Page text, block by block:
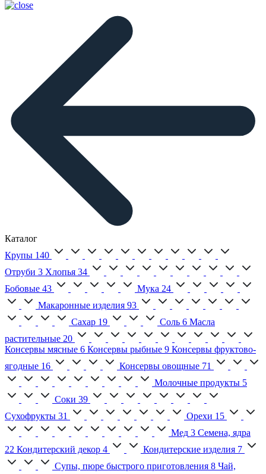
Каталог
Крупы 140
Отруби 3 Хлопья 34
Бобовые 43 Мука 24
Макаронные изделия 93
Сахар 19 Соль 6 Масла
растительные 20
Консервы мясные 6 Консервы рыбные 9 Консервы фруктово-
ягодные 16 Консервы овощные 71
Молочные продукты 5
Соки 39
Сухофрукты 31 Орехи 15
Мед 3 Семена, ядра
22 Кондитерский декор 4 Кондитерские изделия 7
Супы, пюре быстрого приготовления 8 Чай,